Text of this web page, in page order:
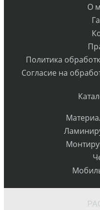
О
Политика
Согласие на